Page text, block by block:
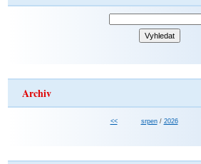
Archiv
<< srpen/ 2026